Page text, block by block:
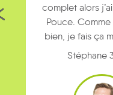
complet alors
Pouce.
bien, je fais ça
Stéphane